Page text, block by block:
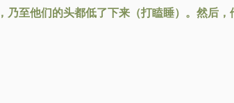
至他们的头都低了下来（打瞌睡）。然后